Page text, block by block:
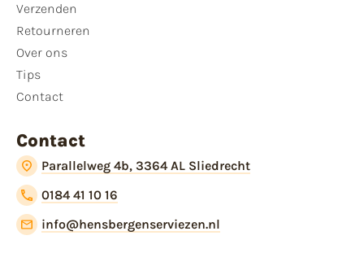
Verzenden
Retourneren
Over ons
Tips
Contact
Contact
Parallelweg 4b, 3364 AL Sliedrecht
0184 41 10 16
info@hensbergenserviezen.nl